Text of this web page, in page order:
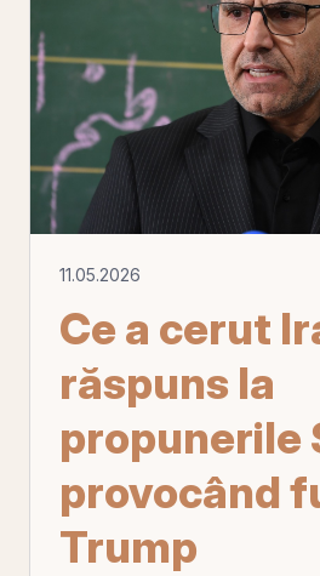
11.05.2026
Ce a cerut
răspuns la
propunerile
provocând
Trump